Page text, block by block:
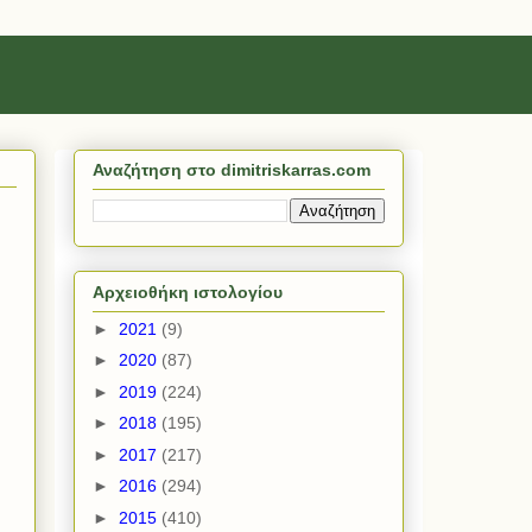
Αναζήτηση στο dimitriskarras.com
Αρχειοθήκη ιστολογίου
► 2021 (9)
► 2020 (87)
► 2019 (224)
► 2018 (195)
► 2017 (217)
► 2016 (294)
► 2015 (410)